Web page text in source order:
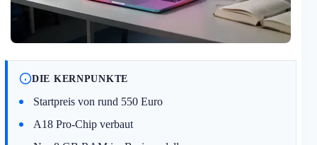
DIE KERNPUNKTE
Startpreis von rund 550 Euro
A18 Pro-Chip verbaut